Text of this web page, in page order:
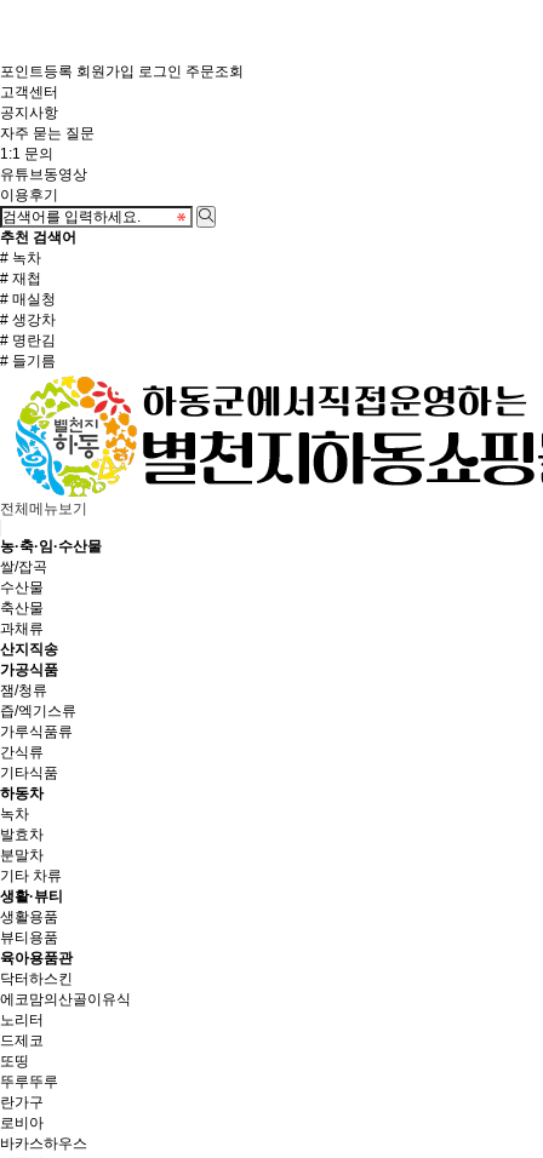
포인트등록 회원가입 로그인 주문조회
고객센터
공지사항
자주 묻는 질문
1:1 문의
유튜브동영상
이용후기
추천 검색어
# 녹차
# 재첩
# 매실청
# 생강차
# 명란김
# 들기름
전체메뉴보기
농·축·임·수산물
쌀/잡곡
수산물
축산물
과채류
산지직송
가공식품
잼/청류
즙/엑기스류
가루식품류
간식류
기타식품
하동차
녹차
발효차
분말차
기타 차류
생활·뷰티
생활용품
뷰티용품
육아용품관
닥터하스킨
에코맘의산골이유식
노리터
드제코
또띵
뚜루뚜루
란가구
로비아
바카스하우스